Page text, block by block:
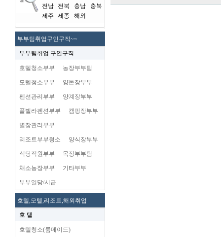
전남
전북 충남
충북
제주
세종 해외
부부팀취업구인구직~~
부부팀취업 구인구직
호텔청소부부 농장부부팀
모텔청소부부 양돈장부부
펜션관리부부 양계장부부
플빌라펜션부부 캠핑장부부
별장관리부부
리조트부부청소 양식장부부
식당직원부부 목장부부팀
채소농장부부 기타부부
부부일당/시급
호텔,모텔,리조트,해외취업
호 텔
호텔청소(룸메이드)